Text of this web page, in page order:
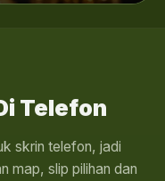
Telefon
skrin telefon, jadi
map, slip pilihan dan